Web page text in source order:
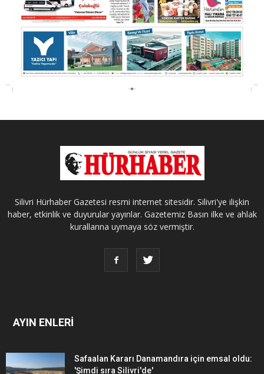
Silivri Hürhaber Gazetesi resmi internet sitesidir. Silivri'ye ilişkin
haber, etkinlik ve duyurular yayınlar. Gazetemiz Basın ilke ve ahlak
kurallarına uymaya söz vermiştir.
AYIN ENLERİ
Safaalan Kararı Danamandıra için emsal oldu:
'Şimdi sıra Silivri'de'